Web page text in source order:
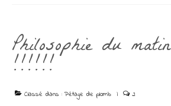
Archives
Découvrir
Contact
Philosophie du matin
!!!!!!
Classé dans :Pétage de plomb | 2